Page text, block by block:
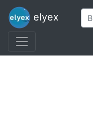
elyex